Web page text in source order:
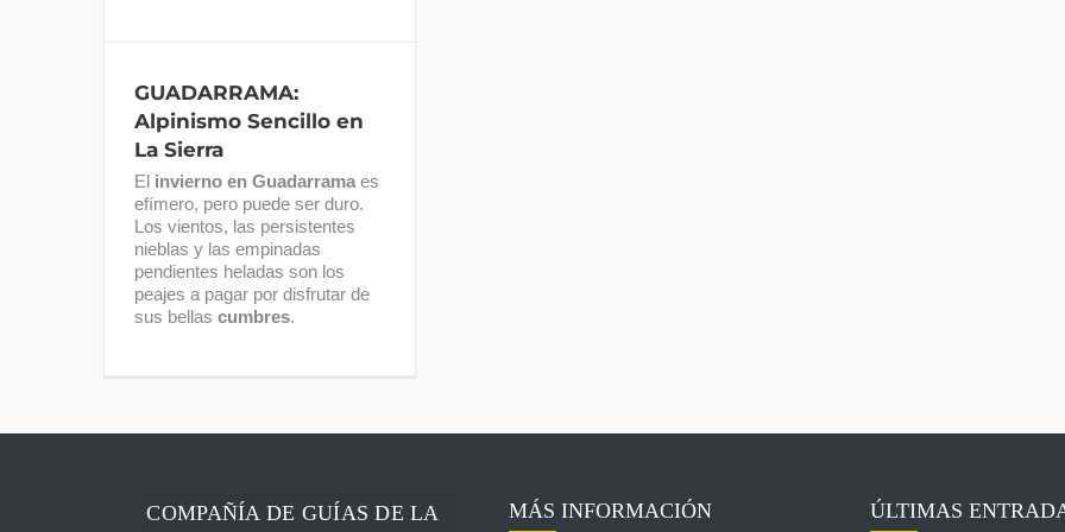
GUADARRAMA:
Alpinismo Sencillo en
La Sierra
El invierno en Guadarrama es
efímero, pero puede ser duro.
Los vientos, las persistentes
nieblas y las empinadas
pendientes heladas son los
peajes a pagar por disfrutar de
sus bellas cumbres.
COMPAÑÍA DE GUÍAS DE LA MÁS INFORMACIÓN ÚLTIMAS